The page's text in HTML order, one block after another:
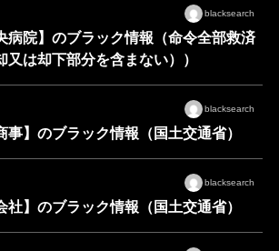
blacksearch
病院】のブラック情報（命令全部救済
又は却下部分を含まない））
blacksearch
事】のブラック情報（国土交通省）
blacksearch
社】のブラック情報（国土交通省）